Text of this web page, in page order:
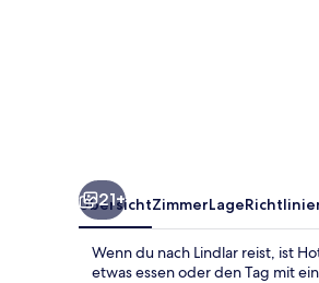
21+
ÜbersichtZimmerLage
Wenn du nach Lindlar reist, ist
etwas essen oder den Tag mit